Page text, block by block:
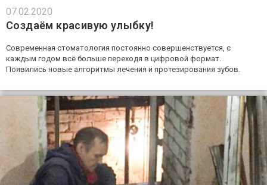
07.02.2020
Создаём красивую улыбку!
Современная стоматология постоянно совершенствуется, с
каждым годом всё больше переходя в цифровой формат.
Появились новые алгоритмы лечения и протезирования зубов.